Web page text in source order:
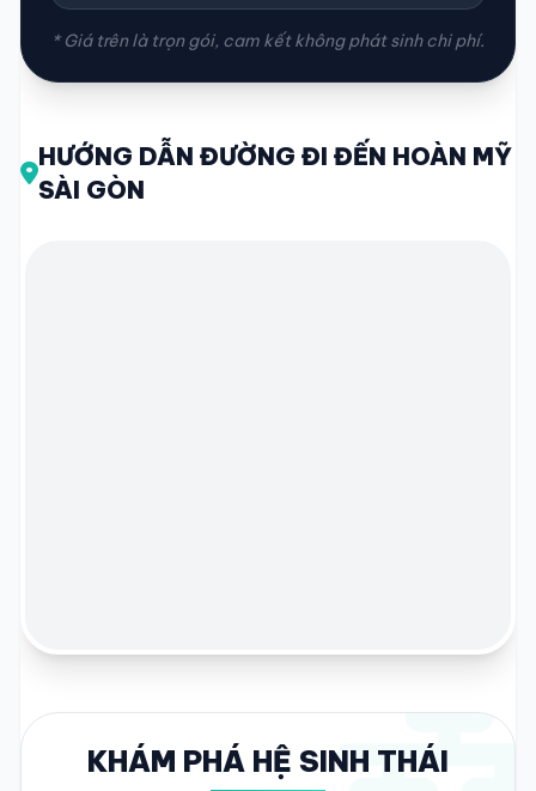
* Giá trên là trọn gói, cam kết không phát sinh chi phí.
HƯỚNG DẪN ĐƯỜNG ĐI ĐẾN HOÀN MỸ
SÀI GÒN
KHÁM PHÁ HỆ SINH THÁI